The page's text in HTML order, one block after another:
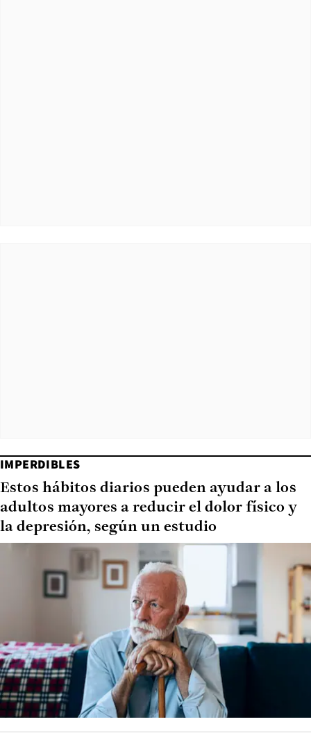
IMPERDIBLES
Estos hábitos diarios pueden ayudar a los
adultos mayores a reducir el dolor físico y
la depresión, según un estudio